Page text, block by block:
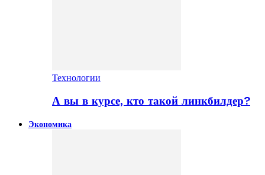
Технологии
А вы в курсе, кто такой линкбилдер?
Экономика